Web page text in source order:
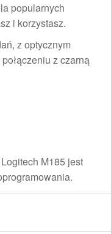
popularnych
i korzystasz.
z optycznym
z czarną
M185 jest